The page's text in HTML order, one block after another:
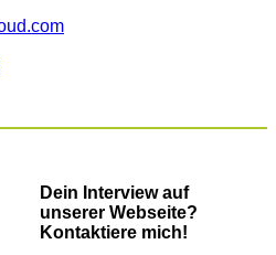
Dein Interview auf
unserer Webseite?
Kontaktiere mich!